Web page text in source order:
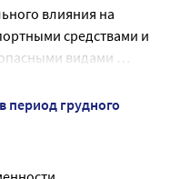
влияния на
средствами и
видами
реакций.
период грудного